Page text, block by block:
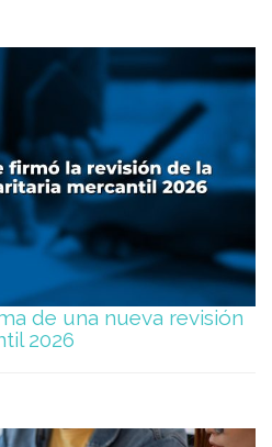
de una nueva revisión
2026